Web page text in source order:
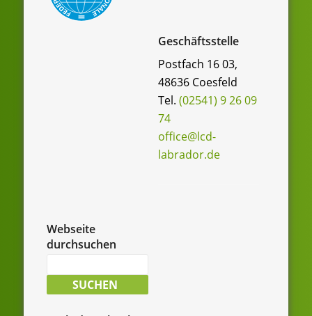
Geschäftsstelle
Postfach 16 03,
48636 Coesfeld
Tel. (02541) 9 26 09
74
office@lcd-
labrador.de
Webseite
durchsuchen
nach:SUCHEN